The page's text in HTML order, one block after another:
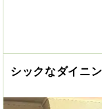
シックなダイニ